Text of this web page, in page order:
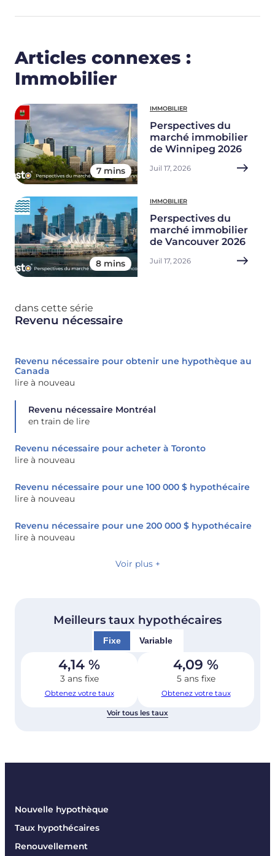
Articles connexes :
Immobilier
7 mins
IMMOBILIER
Perspectives du
marché immobilier
de Winnipeg 2026
Juil 17, 2026
8 mins
IMMOBILIER
Perspectives du
marché immobilier
de Vancouver 2026
Juil 17, 2026
dans cette série
Revenu nécessaire
Revenu nécessaire pour obtenir une hypothèque au
Canada
lire à nouveau
Revenu nécessaire Montréal
en train de lire
Revenu nécessaire pour acheter à Toronto
lire à nouveau
Revenu nécessaire pour une 100 000 $ hypothécaire
lire à nouveau
Revenu nécessaire pour une 200 000 $ hypothécaire
lire à nouveau
Voir plus +
Meilleurs taux hypothécaires
Fixe Variable
4,14 %
3 ans fixe
Obtenez votre taux
4,09 %
5 ans fixe
Obtenez votre taux
Voir tous les taux
Nouvelle hypothèque
Taux hypothécaires
Renouvellement